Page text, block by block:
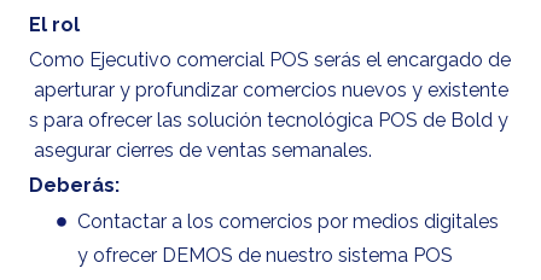
El rol
Como Ejecutivo comercial POS serás el encargado de
aperturar y profundizar comercios nuevos y existente
s para ofrecer las solución tecnológica POS de Bold y
asegurar cierres de ventas semanales.
Deberás:
Contactar a los comercios por medios digitales
y ofrecer DEMOS de nuestro sistema POS